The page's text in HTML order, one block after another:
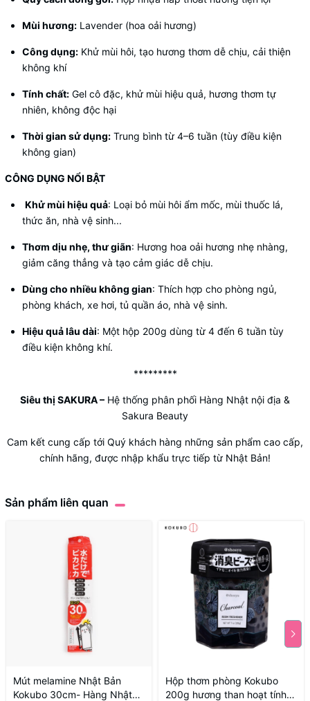
Mùi hương: Lavender (hoa oải hương)
Công dụng: Khử mùi hôi, tạo hương thơm dễ chịu, cải thiện
không khí
Tính chất: Gel cô đặc, khử mùi hiệu quả, hương thơm tự
nhiên, không độc hại
Thời gian sử dụng: Trung bình từ 4–6 tuần (tùy điều kiện
không gian)
CÔNG DỤNG NỔI BẬT
Khử mùi hiệu quả: Loại bỏ mùi hôi ẩm mốc, mùi thuốc lá,
thức ăn, nhà vệ sinh...
Thơm dịu nhẹ, thư giãn: Hương hoa oải hương nhẹ nhàng,
giảm căng thẳng và tạo cảm giác dễ chịu.
Dùng cho nhiều không gian: Thích hợp cho phòng ngủ,
phòng khách, xe hơi, tủ quần áo, nhà vệ sinh.
Hiệu quả lâu dài: Một hộp 200g dùng từ 4 đến 6 tuần tùy
điều kiện không khí.
*********
Siêu thị SAKURA– Hệ thống phân phối Hàng Nhật nội địa &
Sakura Beauty
Cam kết cung cấp tới Quý khách hàng những sản phẩm cao cấp,
chính hãng, được nhập khẩu trực tiếp từ Nhật Bản!
Sản phẩm liên quan
Mút melamine Nhật Bản
Kokubo 30cm- Hàng Nhật
Hộp thơm phòng Kokubo
200g hương than hoạt tính -